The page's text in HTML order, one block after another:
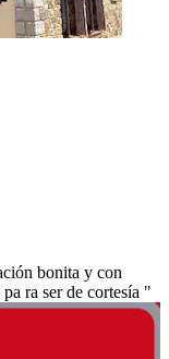
bonita y con
ra ser de cortesía "